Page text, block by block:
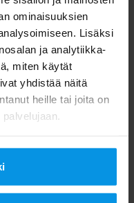
ominaisuuksien
Lisäksi
ja analytiikka-
miten käytät
yhdistää näitä
heille tai joita on
huoltovarma
sisällöt